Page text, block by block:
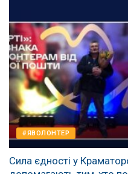
#ЯВОЛОНТЕР
Сила єдності у